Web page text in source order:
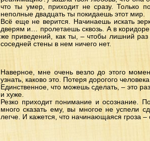
что ты умер, приходит не сразу. Только
неполные двадцать ты покидаешь этот мир.
Всё еще не верится. Начинаешь искать
дверям и… пролетаешь сквозь. А в
же приведений, как ты, – чтобы лишний
соседней стены в нем ничего нет.
Наверное, мне очень везло до этого
узнать, каково это. Потеря дорогого
Единственное, что можешь сделать, – это
и хуже.
Резко приходит понимание и осознание.
много сказать ему, вы многое не успели
легче. И кажется, что начинающаяся гроза –